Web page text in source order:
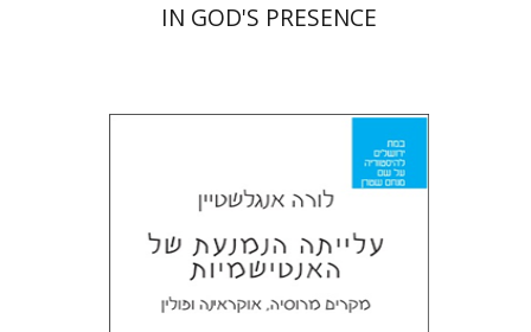
IN GOD'S PRESENCE
מירי אליאב-פלדון
דורון מגן